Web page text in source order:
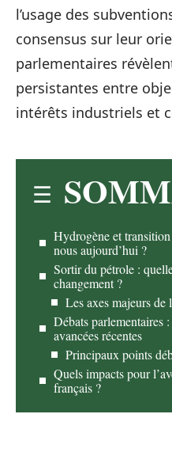
l’usage des
consensus sur leur
parlementaires
persistantes entre
intérêts industriels et
Hydrogène et
nous aujourd’hui ?
Sortir du pétrole :
changement ?
Les axes majeurs
Débats parlementaires
avancées récentes
Principaux points
Quels impacts pour
français ?